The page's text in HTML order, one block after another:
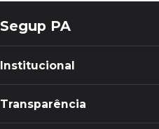
Segup PA
Institucional
Transparência